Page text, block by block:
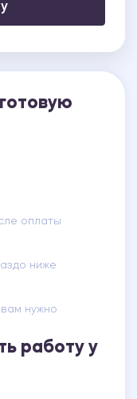
оплаты
ниже
нужно
работу у